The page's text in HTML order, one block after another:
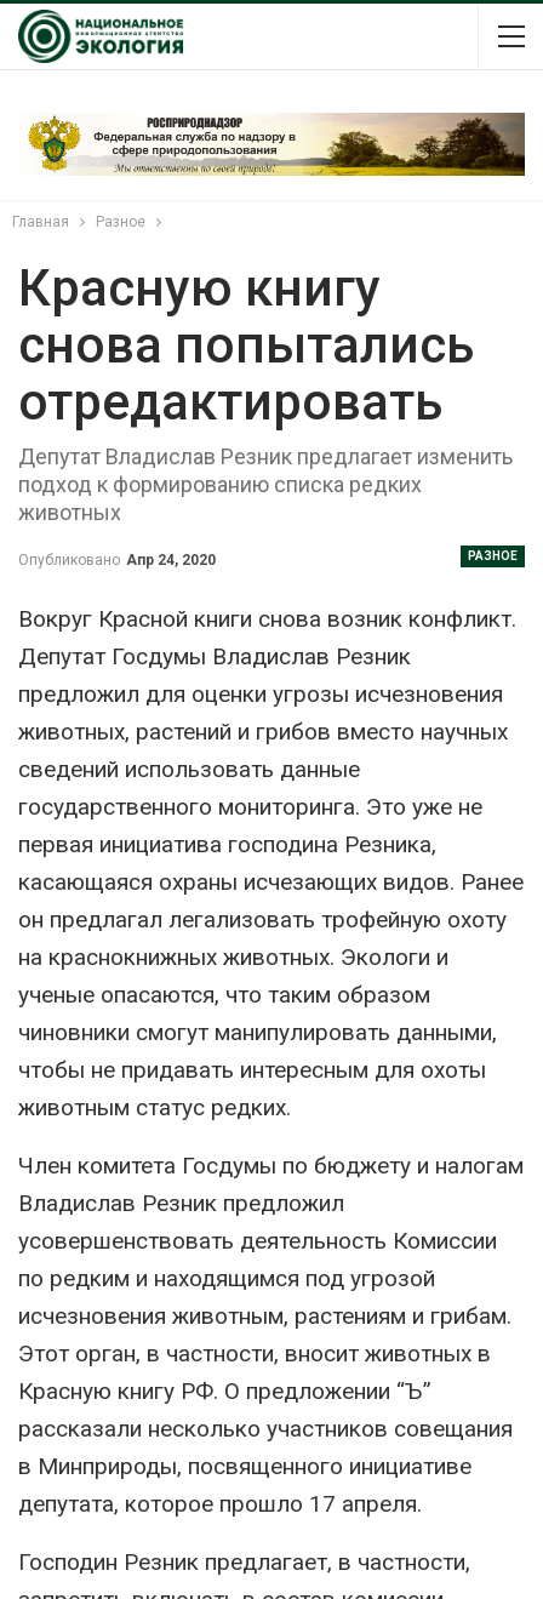
Главная Разное
Красную книгу
снова попытались
отредактировать
Депутат Владислав Резник предлагает изменить
подход к формированию списка редких
животных
РАЗНОЕ
Опубликовано Апр 24, 2020
Вокруг Красной книги снова возник конфликт.
Депутат Госдумы Владислав Резник
предложил для оценки угрозы исчезновения
животных, растений и грибов вместо научных
сведений использовать данные
государственного мониторинга. Это уже не
первая инициатива господина Резника,
касающаяся охраны исчезающих видов. Ранее
он предлагал легализовать трофейную охоту
на краснокнижных животных. Экологи и
ученые опасаются, что таким образом
чиновники смогут манипулировать данными,
чтобы не придавать интересным для охоты
животным статус редких.
Член комитета Госдумы по бюджету и налогам
Владислав Резник предложил
усовершенствовать деятельность Комиссии
по редким и находящимся под угрозой
исчезновения животным, растениям и грибам.
Этот орган, в частности, вносит животных в
Красную книгу РФ. О предложении “Ъ”
рассказали несколько участников совещания
в Минприроды, посвященного инициативе
депутата, которое прошло 17 апреля.
Господин Резник предлагает, в частности,